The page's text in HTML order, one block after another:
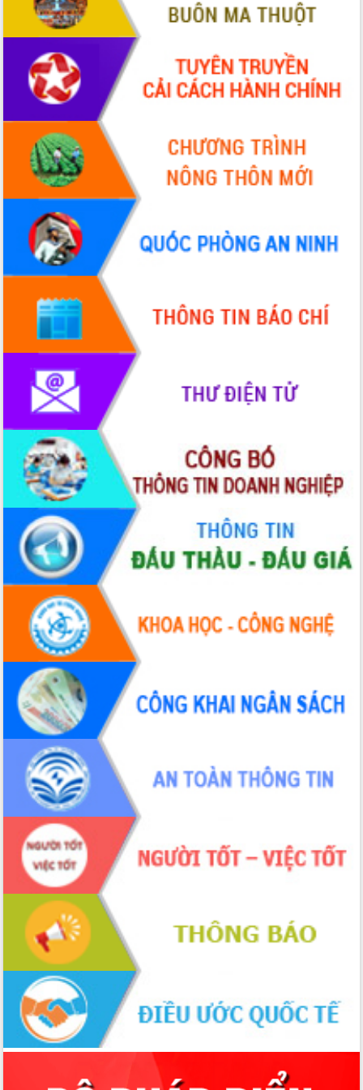
Đắk Lắk rà soát, điều chỉnh Đề án 190
về phát triển nuôi trồng thủy sản
Phó Chủ tịch UBND tỉnh Đắk Lắk
Trương Công Thái kiểm tra thực địa
Dự án cao tốc Khánh Hòa - Buôn Ma
Thuột
Định vị cà phê Việt Nam như một “di
sản sống” trong dòng chảy toàn cầu
Xây dựng nông thôn mới: Nâng cao đời
sống người dân từ những mô hình thiết
Quyết liệt tháo gỡ vướng mắc, đẩy
nhanh tiến độ các dự án trọng điểm
trong Khu kinh tế Nam Phú Yên
Hòn Yến phát triển du lịch gắn với bảo
tồn biển
Lấy ý kiến điều chỉnh Quy hoạch tỉnh
Đắk Lắk thời kỳ 2021-2030, tầm nhìn
đến năm 2050
Phát động chiến dịch 30 ngày đêm
giải phóng mặt bằng Tuyến đường bộ
ven biển
Đắk Lắk nỗ lực thúc đẩy tăng trưởng
kinh tế từ 10% trở lên trong Quý
II/2026
Đắk Lắk ký kết thỏa thuận hợp tác về
chuyển đổi số giai đoạn 2026 – 2030
với Tập đoàn Bưu chính Viễn thông
Việt Nam
Thứ trưởng Bộ Y tế làm việc với tỉnh
Đắk Lắk về phát triển nhân lực y tế
cho trạm y tế cấp xã
Du lịch Đắk Lắk nâng tầm trải nghiệm
du khách thông qua Hệ thống cơ sở dữ
liệu và Bản đồ số
Tập huấn ứng dụng trí tuệ nhân tạo (AI)
trong thương mại điện tử năm 2026
Đoàn đại biểu Quốc hội tỉnh Đắk Lắk
trao đổi thông tin trước Kỳ họp thứ
nhất, Quốc hội khóa XVI
Quyết liệt cải cách hành chính, khơi
thông nguồn lực phát triển
Nâng cao hiệu lực, hiệu quả HĐND
tỉnh thông qua hiện đại hóa hành chính
Xã Ea Phê gắn cải cách hành chính với
chuyển đổi số
Phó Chủ tịch Thường trực UBND tỉnh
Hồ Thị Nguyên Thảo làm việc tại Trung
tâm Phục vụ hành chính công xã Ea
Phê
Xây dựng nền hành chính số đồng
hành cùng nông dân dân, doanh nghiệp
Giai đoạn 2026-2030, Đắk Lắk phấn
đấu có 77% xã đạt chuẩn nông thôn
Chuyển đổi số 'mở đường' cho nông
nghiệp Đắk Lắk tăng trưởng bứt phá
Triển khai đồng bộ đo đạc, lập hồ sơ
địa chính, hoàn thiện cơ sở dữ liệu đất
đai